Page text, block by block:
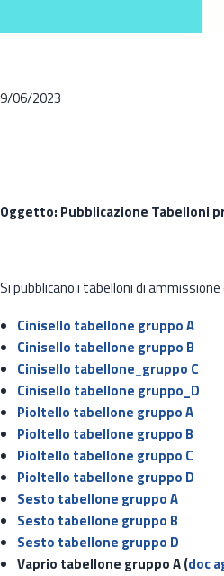
9/06/2023
Oggetto: Pubblicazione Tabelloni
Si pubblicano i tabelloni di
Cinisello tabellone gruppo A
Cinisello tabellone gruppo B
Cinisello tabellone_gruppo C
Cinisello tabellone gruppo_D
Pioltello tabellone gruppo A
Pioltello tabellone gruppo B
Pioltello tabellone gruppo C
Pioltello tabellone gruppo D
Sesto tabellone gruppo A
Sesto tabellone gruppo B
Sesto tabellone gruppo D
Vaprio tabellone gruppo A (doc